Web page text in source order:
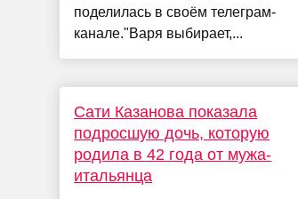
поделилась в своём телеграм-
канале."Варя выбирает,...
Сати Казанова показала
подросшую дочь, которую
родила в 42 года от мужа-
итальянца